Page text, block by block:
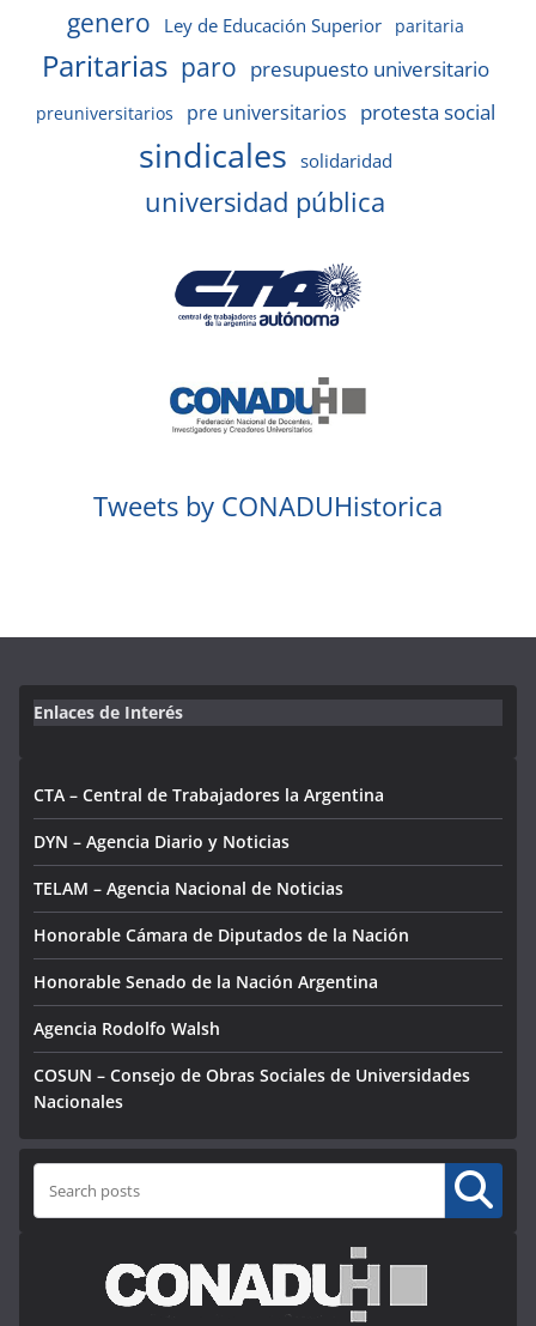
genero Ley de Educación Superior paritaria
Paritarias paro presupuesto universitario
preuniversitarios pre universitarios protesta social
sindicales solidaridad
universidad pública
Tweets by CONADUHistorica
Enlaces de Interés
CTA – Central de Trabajadores la Argentina
DYN – Agencia Diario y Noticias
TELAM – Agencia Nacional de Noticias
Honorable Cámara de Diputados de la Nación
Honorable Senado de la Nación Argentina
Agencia Rodolfo Walsh
COSUN – Consejo de Obras Sociales de Universidades
Nacionales
Buscar